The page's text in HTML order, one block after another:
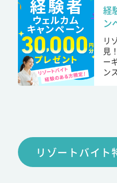
経
ン
リ
見
ー
ン
リゾートバイト